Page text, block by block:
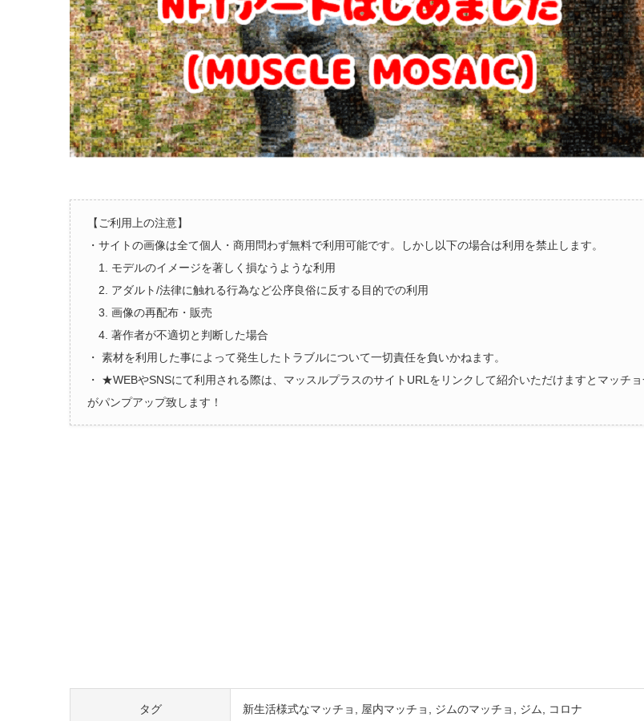
【ご利用上の注意】
・サイトの画像は全て個人・商用問わず無料で利用可能です。しかし以下の場合は利用を禁止します。
1. モデルのイメージを著しく損なうような利用
2. アダルト/法律に触れる行為など公序良俗に反する目的での利用
3. 画像の再配布・販売
4. 著作者が不適切と判断した場合
・ 素材を利用した事によって発生したトラブルについて一切責任を負いかねます。
・ ★WEBやSNSにて利用される際は、マッスルプラスのサイトURLをリンクして紹介いただけますとマッチ
がパンプアップ致します！
タグ 新生活様式なマッチョ 屋内マッチョ ジムのマッチョ ジム コロナ